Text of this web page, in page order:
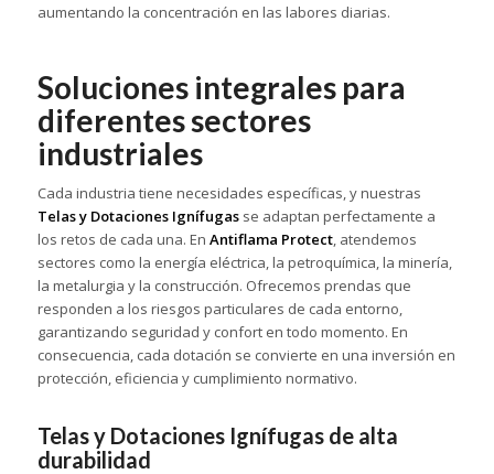
aumentando la concentración en las labores diarias.
Soluciones integrales para
diferentes sectores
industriales
Cada industria tiene necesidades específicas, y nuestras
Telas y Dotaciones Ignífugasse adaptan perfectamente a
los retos de cada una. En Antiflama Protect, atendemos
sectores como la energía eléctrica, la petroquímica, la minería,
la metalurgia y la construcción. Ofrecemos prendas que
responden a los riesgos particulares de cada entorno,
garantizando seguridad y confort en todo momento. En
consecuencia, cada dotación se convierte en una inversión en
protección, eficiencia y cumplimiento normativo.
Telas y Dotaciones Ignífugas de alta
durabilidad